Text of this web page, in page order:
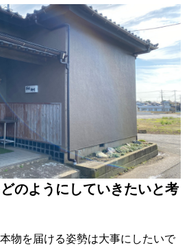
のようにしていきたいと考
物を届ける姿勢は大事にしたいで